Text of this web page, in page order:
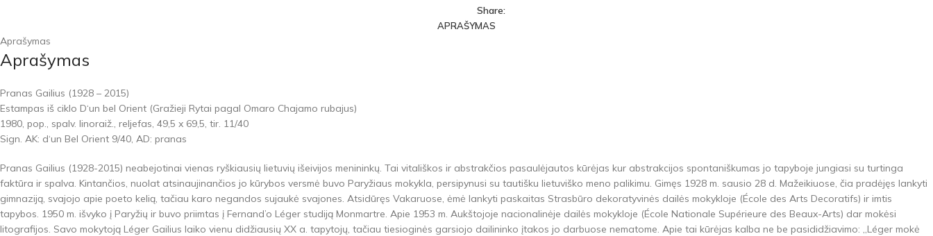
Share:
APRAŠYMAS
Aprašymas
Aprašymas
Pranas Gailius (1928 – 2015)
Estampas iš ciklo D‘un bel Orient (Gražieji Rytai pagal Omaro Chajamo rubajus)
1980, pop., spalv. linoraiž., reljefas, 49,5 x 69,5, tir. 11/40
Sign. AK: d‘un Bel Orient 9/40, AD: pranas
Pranas Gailius (1928-2015) neabejotinai vienas ryškiausių lietuvių išeivijos menininkų. Tai vitališkos ir abstrakčios pasaulėjautos kūrėjas kur abstrakcijos spontaniškumas jo tapyboje jungiasi su turtinga
faktūra ir spalva. Kintančios, nuolat atsinaujinančios jo kūrybos versmė buvo Paryžiaus mokykla, persipynusi su tautišku lietuviško meno palikimu. Gimęs 1928 m. sausio 28 d. Mažeikiuose, čia pradėjęs lankyti
gimnaziją, svajojo apie poeto kelią, tačiau karo negandos sujaukė svajones. Atsidūręs Vakaruose, ėmė lankyti paskaitas Strasbūro dekoratyvinės dailės mokykloje (École des Arts Decoratifs) ir imtis
tapybos. 1950 m. išvyko į Paryžių ir buvo priimtas į Fernand’o Léger studiją Monmartre. Apie 1953 m. Aukštojoje nacionalinėje dailės mokykloje (École Nationale Supérieure des Beaux-Arts) dar mokėsi
litografijos. Savo mokytoją Léger Gailius laiko vienu didžiausių XX a. tapytojų, tačiau tiesioginės garsiojo dailininko įtakos jo darbuose nematome. Apie tai kūrėjas kalba ne be pasididžiavimo: „Léger mokė